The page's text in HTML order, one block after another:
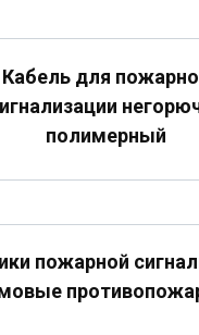
Кабель для
полимерный
пожарной